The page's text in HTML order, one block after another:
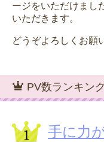
ージをいただけまし
いただきます。
どうぞよろしくお願
PV数ランキン
手に力